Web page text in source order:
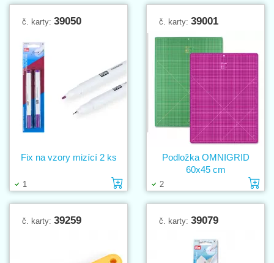
č. karty: 39050
1 Vložit do košíku
Fix na vzory mizící 2 ks
č. karty: 39001
2
Podložka OMNIGRID
60x45 cm
č. karty: 39259 č. karty: 39079